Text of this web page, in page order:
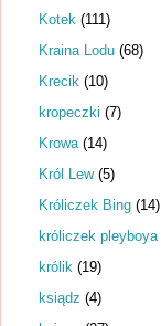
Kotek (111)
Kraina Lodu (68)
Krecik (10)
kropeczki (7)
Krowa (14)
Król Lew (5)
Króliczek Bing (14)
króliczek pleyboya
królik (19)
ksiądz (4)